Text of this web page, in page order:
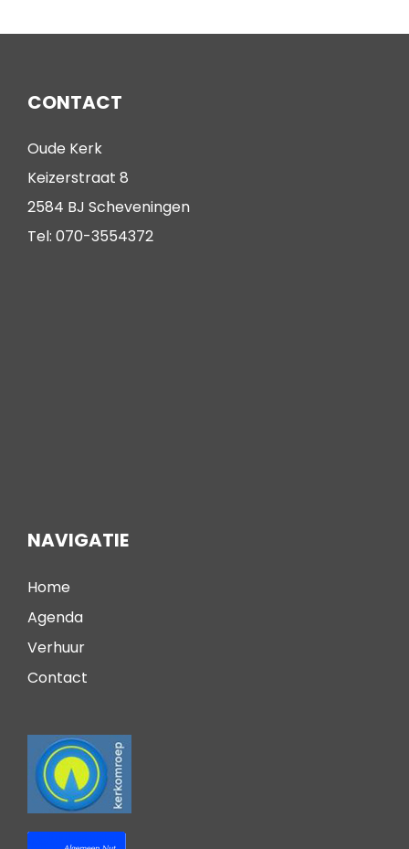
CONTACT
Oude Kerk
Keizerstraat 8
2584 BJ Scheveningen
Tel: 070-3554372
NAVIGATIE
Home
Agenda
Verhuur
Contact